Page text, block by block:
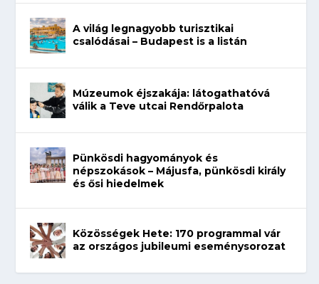
A világ legnagyobb turisztikai
csalódásai – Budapest is a listán
Múzeumok éjszakája: látogathatóvá
válik a Teve utcai Rendőrpalota
Pünkösdi hagyományok és
népszokások – Májusfa, pünkösdi király
és ősi hiedelmek
Közösségek Hete: 170 programmal vár
az országos jubileumi eseménysorozat